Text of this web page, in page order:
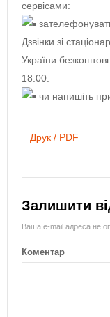
сервісами:
Дзвінки зі
України
18:00.
чи напишіть
Друк / PDF
Залишити
Ваша e-mail адреса не
Коментар